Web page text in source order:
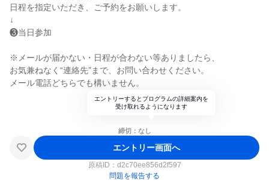
日程を指定いただき、ご予約をお願いします。
↓
❸当日参加
※メールが届かない・日程が合わない等ありましたら、
お気兼ねなく“連絡先”まで、お問い合わせください。
メール電話どちらでも構いません。
エントリーするとプログラムの詳細案内を
受け取れるようになります
締切：なし
エントリー画面へ
原稿ID： d2c70ee856d2f597
問題を報告する